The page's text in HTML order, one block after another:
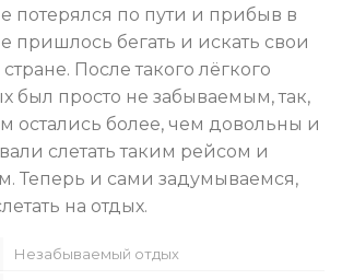
потерялся по пути и прибыв в
пришлось бегать и искать свои
После такого лёгкого
был просто не забываемым, так,
остались более, чем довольны и
слетать таким рейсом и
Теперь и сами задумываемся,
на отдых.
Незабываемый отдых